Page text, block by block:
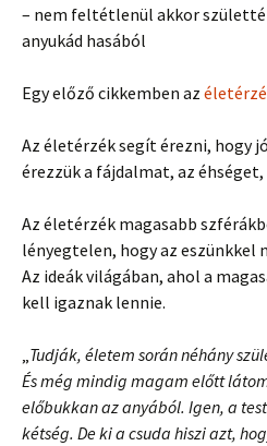
– nem feltétlenül akkor
anyukád hasából
Egy előző cikkemben az
Az életérzék segít érezni, hogy
érezzük a fájdalmat, az
Az életérzék magasabb
lényegtelen, hogy az eszünkkel
Az ideák világában, ahol a
kell igaznak lennie.
„Tudják, életem során néhány
És még mindig magam előtt
előbukkan az anyából. Igen, a
kétség. De ki a csuda hiszi azt,